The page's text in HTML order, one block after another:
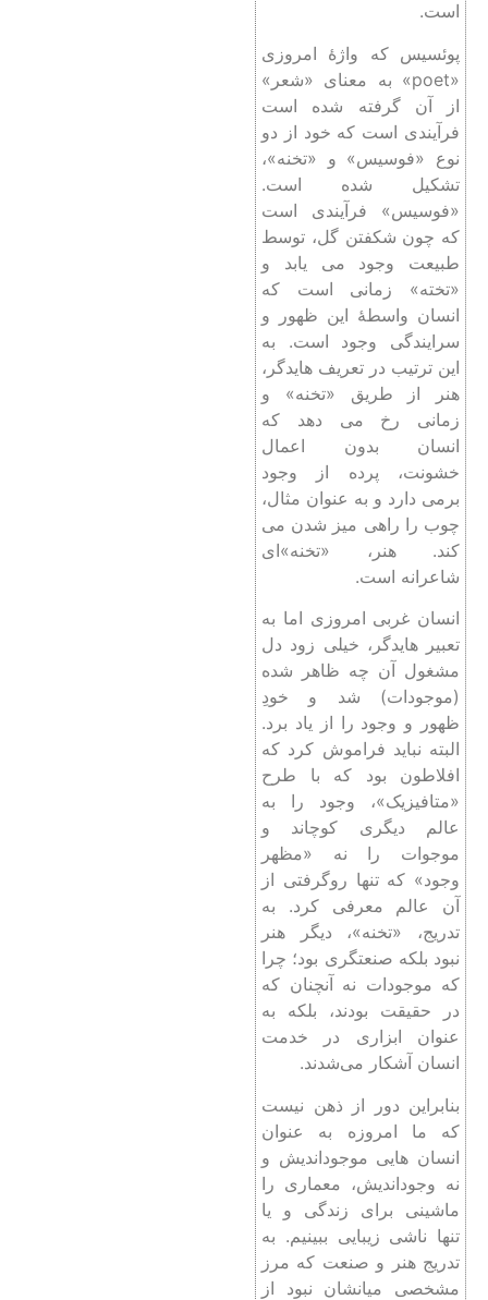
است.
پوئسیس که واژۀ امروزی
«poet» به معنای «شعر»
از آن گرفته شده است
فرآیندی است که خود از دو
نوع «فوسیس» و «تخنه»،
تشکیل شده است.
«فوسیس» فرآیندی است
که چون شکفتن گل، توسط
طبیعت وجود می یابد و
«تخته» زمانی است که
انسان واسطۀ این ظهور و
سرایندگی وجود است. به
این ترتیب در تعریف هایدگر،
هنر از طریق «تخنه» و
زمانی رخ می‌ دهد که
انسان بدون اعمال
خشونت، پرده از وجود
برمی دارد و به عنوان مثال،
چوب را راهی میز شدن می
کند. هنر، «تخنه»ای
شاعرانه است.
انسان غربی امروزی اما به
تعبیر هایدگر، خیلی زود دل‌
مشغول آن چه ظاهر شده
(موجودات) شد و خودِ
ظهور و وجود را از یاد برد.
البته نباید فراموش کرد که
افلاطون بود که با طرح
«متافیزیک»، وجود را به
عالم دیگری کوچاند و
موجوات را نه «مظهر
وجود» که تنها روگرفتی از
آن عالم معرفی کرد. به
تدریج، «تخنه»، دیگر هنر
نبود بلکه صنعتگری بود؛ چرا
که موجودات نه آنچنان که
در حقیقت بودند، بلکه به
عنوان ابزاری در خدمت
انسان آشکار می‌شدند.
بنابراین دور از ذهن نیست
که ما امروزه به عنوان
انسان هایی موجوداندیش و
نه وجوداندیش، معماری را
ماشینی برای زندگی و یا
تنها ناشی زیبایی ببینیم. به
تدریج هنر و صنعت که مرز
مشخصی میانشان نبود از